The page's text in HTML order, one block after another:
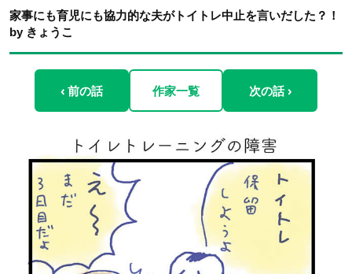
家事にも育児にも協力的な夫がトイトレ中止を言いだした？！
by きょうこ
‹ 前の話 作家一覧 次の話 ›